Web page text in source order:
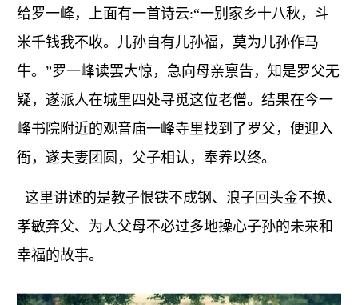
给罗一峰，上面有一首诗云:“一别家乡十八秋，斗
米千钱我不收。儿孙自有儿孙福，莫为儿孙作马
牛。”罗一峰读罢大惊，急向母亲禀告，知是罗父无
疑，遂派人在城里四处寻觅这位老僧。结果在今一
峰书院附近的观音庙一峰寺里找到了罗父，便迎入
衙，遂夫妻团圆，父子相认，奉养以终。
这里讲述的是教子恨铁不成钢、浪子回头金不换、
孝敏弃父、为人父母不必过多地操心子孙的未来和
幸福的故事。